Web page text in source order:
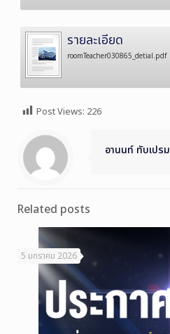
รายละเอียด
roomTeacher030865_detial.pdf
Post Views: 226
อานนท์ ทับเปรม
Related posts
5 มกราคม 2026